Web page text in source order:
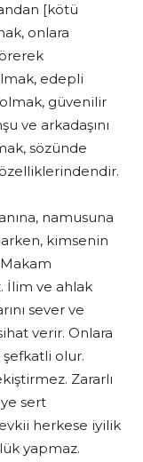
[kötü
onlara
edepli
güvenilir
ve arkadaşını
sözünde
namusuna
kimsenin
İlim ve ahlak
sever ve
verir. Onlara
olur.
Zararlı
sert
herkese iyilik
yapmaz.